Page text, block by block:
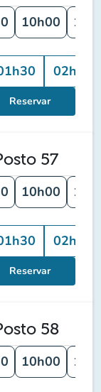
10h00
02h00
Reservar
57
10h00
02h00
Reservar
58
10h00